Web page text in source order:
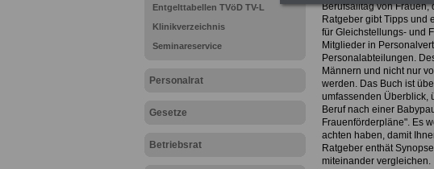
Entgelttabellen TVöD TV-L
Klinikverzeichnis
Seminareservice
Personalrat
Gesetze
Betriebsrat
Berufsalltag von Frauen,
Ratgeber gibt Tipps und
für Gleichstellungs- und
Mitglieder in
Personalabteilungen.
Männern und nicht nur
werden. Das Buch ist
umfassenden Überblick,
Beruf nach einer
Frauenförderpläne". Es
achten haben, damit
Ratgeber enthät
miteinander vergleichen.